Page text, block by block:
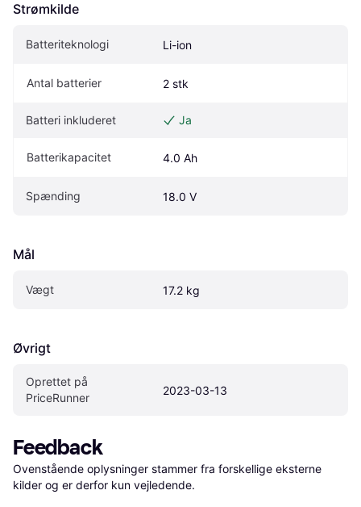
Strømkilde
Batteriteknologi Li-ion
Antal batterier 2 stk
Batteri inkluderet Ja
Batterikapacitet 4.0 Ah
Spænding 18.0 V
Mål
Vægt 17.2 kg
Øvrigt
Oprettet på
PriceRunner
2023-03-13
Feedback
Ovenstående oplysninger stammer fra forskellige eksterne
kilder og er derfor kun vejledende.